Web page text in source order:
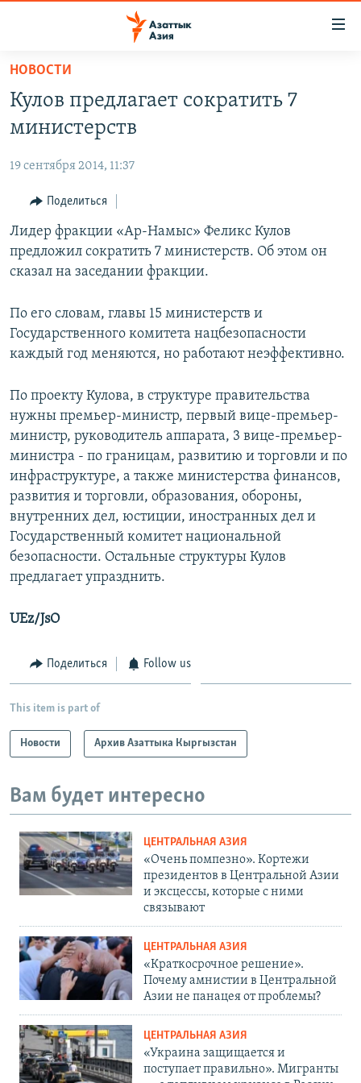
Вернуться
основному
содержанию
навигации
Вернутся
поиску
УЗБЕКИСТАН
ТАДЖИКИСТАН
НОВОСТИ
ВОЙНА В УКРАИНЕ
НА ДРУГИХ ЯЗЫКАХ
ҚАЗАҚША
КЫРГЫЗЧА
ЎЗБЕКЧА
TÜRKMENÇE
НОВОСТИ
Кулов предлагает сократить 7
министерств
19 сентября 2014, 11:37
Поделиться
Лидер фракции «Ар-Намыс» Феликс Кулов
предложил сократить 7 министерств. Об этом он
сказал на заседании фракции.
По его словам, главы 15 министерств и
Государственного комитета нацбезопасности
каждый год меняются, но работают неэффективно.
По проекту Кулова, в структуре правительства
нужны премьер-министр, первый вице-премьер-
министр, руководитель аппарата, 3 вице-премьер-
министра - по границам, развитию и торговли и по
инфраструктуре, а также министерства финансов,
развития и торговли, образования, обороны,
внутренних дел, юстиции, иностранных дел и
Государственный комитет национальной
безопасности. Остальные структуры Кулов
предлагает упразднить.
UEz/JsO
Поделиться Follow us
This item is part of
Новости Архив Азаттыка Кыргызстан
Вам будет интересно
ЦЕНТРАЛЬНАЯ АЗИЯ
«Очень помпезно». Кортежи
президентов в Центральной Азии
и эксцессы, которые с ними
связывают
ЦЕНТРАЛЬНАЯ АЗИЯ
«Краткосрочное решение».
Почему амнистии в Центральной
Азии не панацея от проблемы?
ЦЕНТРАЛЬНАЯ АЗИЯ
«Украина защищается и
поступает правильно». Мигранты